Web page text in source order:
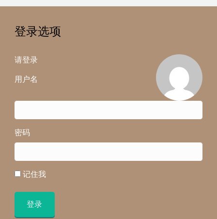
登录选项
请登录
用户名
密码
记住我